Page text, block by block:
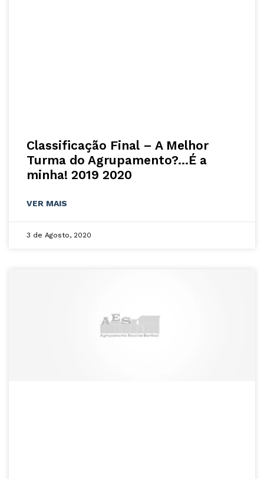
Classificação Final – A Melhor
Turma do Agrupamento?…É a
minha! 2019 2020
VER MAIS
3 de Agosto, 2020